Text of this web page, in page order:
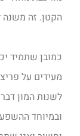
הקטן. זה משנה
כמובן שתמיד
מעידים על
לשנות המון
ובמיוחד